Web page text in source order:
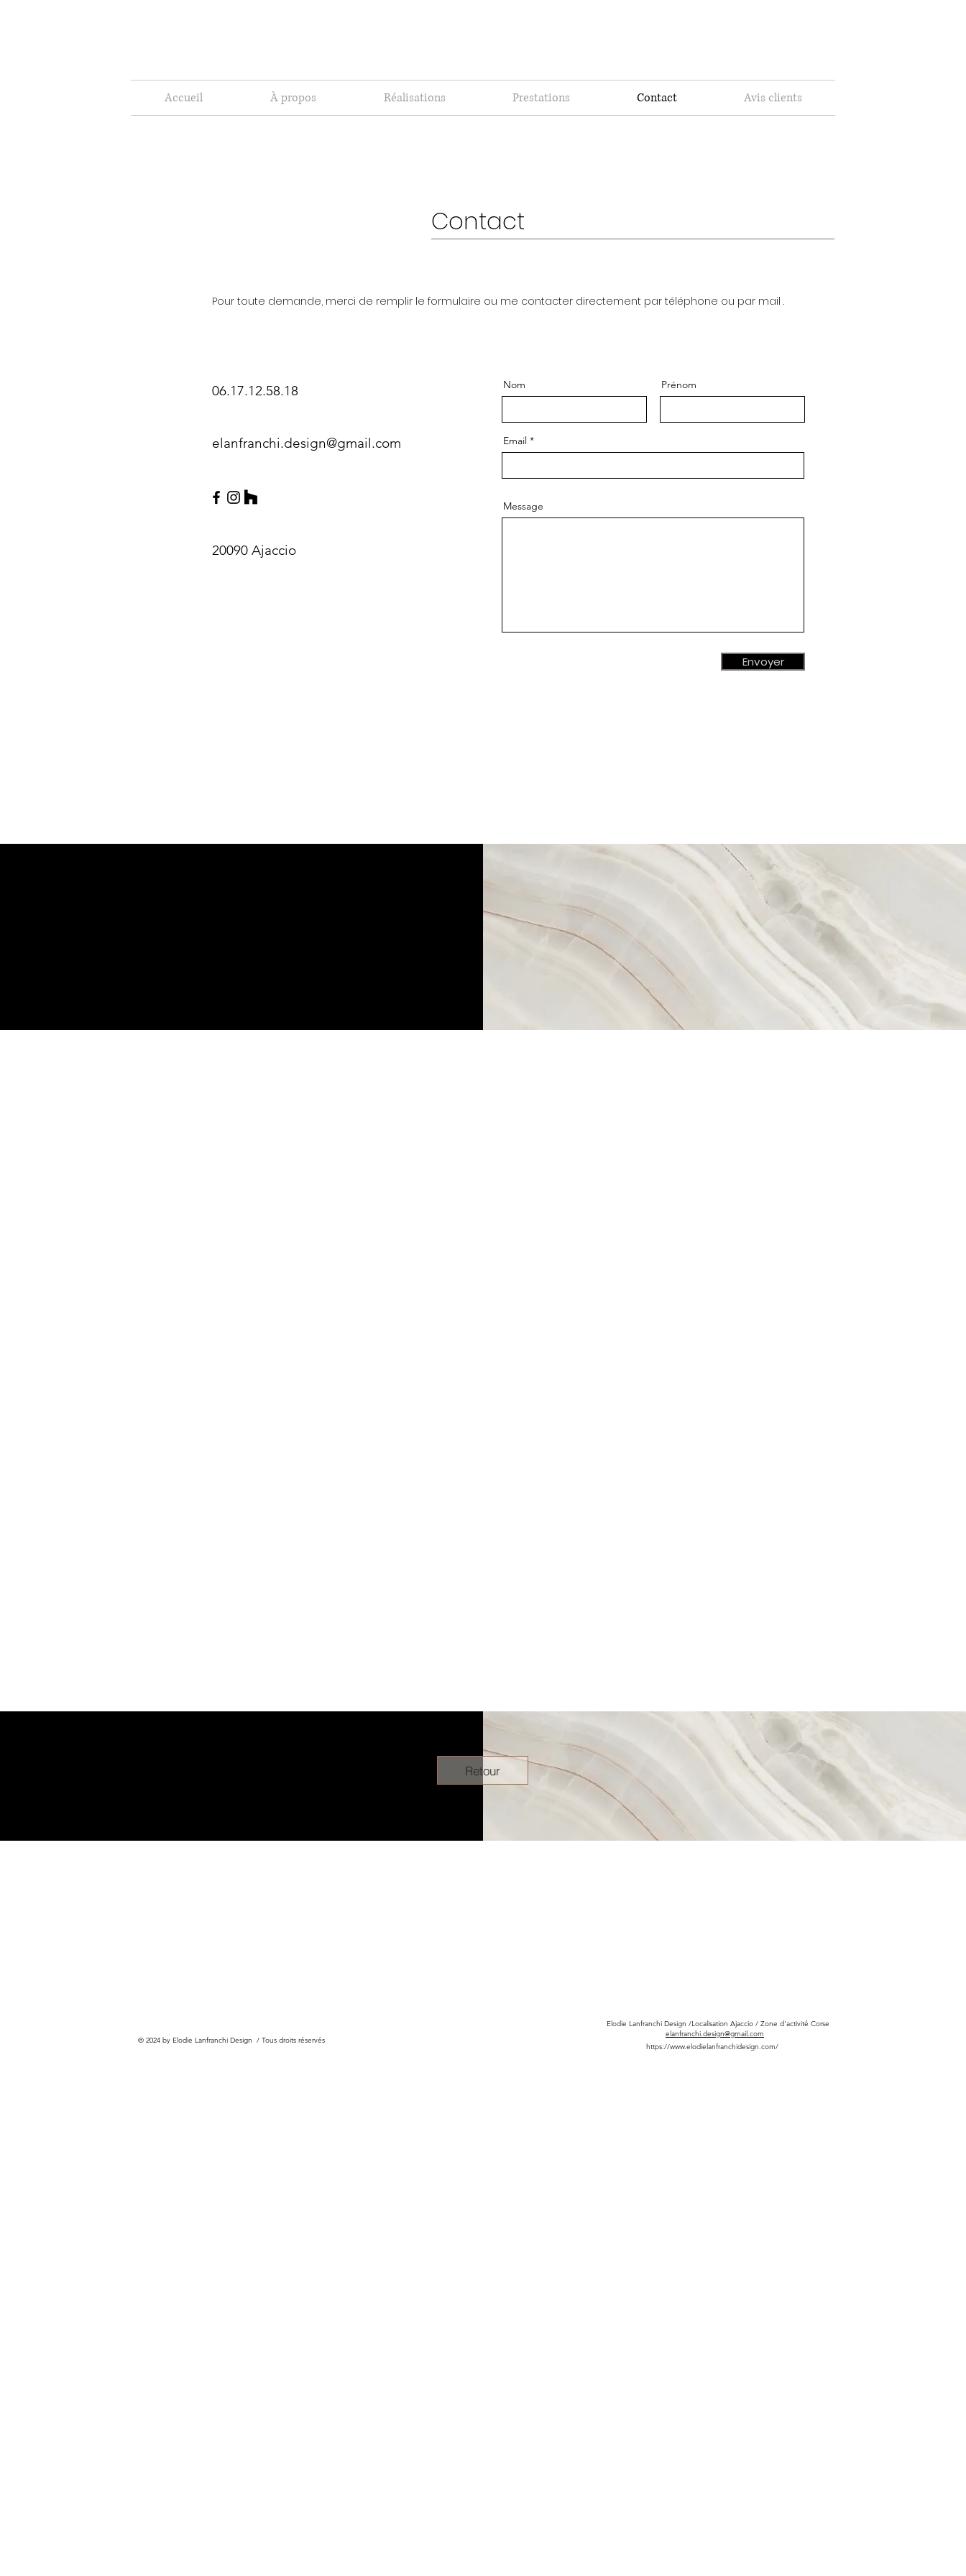
Accueil À propos Réalisations Prestations Contact Avis clients
Contact
Pour toute demande, merci de remplir le formulaire ou me contacter directement par téléphone ou par mail .
06.17.12.58.18
elanfranchi.design@gmail.com
20090 Ajaccio
Nom Prénom
Email
Message
Envoyer
Retour
Elodie Lanfranchi Design /Localisation Ajaccio / Zone d'activité Corse
© 2024 by Elodie Lanfranchi Design / Tous droits réservés
elanfranchi.design@gmail.com
https://www.elodielanfranchidesign.com/